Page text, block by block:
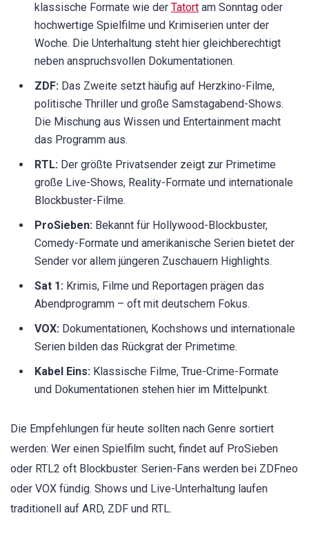
klassische Formate wie der Tatort am Sonntag oder
hochwertige Spielfilme und Krimiserien unter der
Woche. Die Unterhaltung steht hier gleichberechtigt
neben anspruchsvollen Dokumentationen.
ZDF: Das Zweite setzt häufig auf Herzkino-Filme,
politische Thriller und große Samstagabend-Shows.
Die Mischung aus Wissen und Entertainment macht
das Programm aus.
RTL: Der größte Privatsender zeigt zur Primetime
große Live-Shows, Reality-Formate und internationale
Blockbuster-Filme.
ProSieben: Bekannt für Hollywood-Blockbuster,
Comedy-Formate und amerikanische Serien bietet der
Sender vor allem jüngeren Zuschauern Highlights.
Sat 1: Krimis, Filme und Reportagen prägen das
Abendprogramm – oft mit deutschem Fokus.
VOX: Dokumentationen, Kochshows und internationale
Serien bilden das Rückgrat der Primetime.
Kabel Eins: Klassische Filme, True-Crime-Formate
und Dokumentationen stehen hier im Mittelpunkt.
Die Empfehlungen für heute sollten nach Genre sortiert
werden: Wer einen Spielfilm sucht, findet auf ProSieben
oder RTL2 oft Blockbuster. Serien-Fans werden bei ZDFneo
oder VOX fündig. Shows und Live-Unterhaltung laufen
traditionell auf ARD, ZDF und RTL.